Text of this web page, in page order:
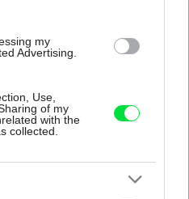
my
Advertising.
Use,
of my
with the
collected.
pred hnitím a škodcami?
drevo bolo predtym naparovane aby